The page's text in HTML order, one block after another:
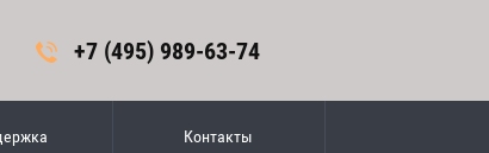
+7 (495) 989-63-74
Контакты